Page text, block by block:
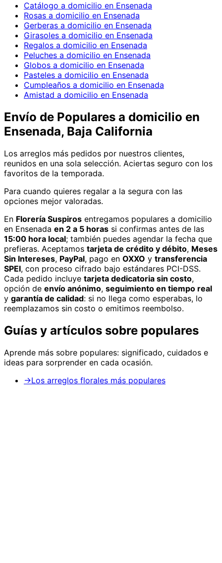
Catálogo a domicilio en Ensenada
Rosas a domicilio en Ensenada
Gerberas a domicilio en Ensenada
Girasoles a domicilio en Ensenada
Regalos a domicilio en Ensenada
Peluches a domicilio en Ensenada
Globos a domicilio en Ensenada
Pasteles a domicilio en Ensenada
Cumpleaños a domicilio en Ensenada
Amistad a domicilio en Ensenada
Envío de Populares a domicilio en
Ensenada, Baja California
Los arreglos más pedidos por nuestros clientes,
reunidos en una sola selección. Aciertas seguro con los
favoritos de la temporada.
Para cuando quieres regalar a la segura con las
opciones mejor valoradas.
En Florería Suspiros entregamos populares a domicilio
en Ensenada en 2 a 5 horas si confirmas antes de las
15:00 hora local; también puedes agendar la fecha que
prefieras. Aceptamos tarjeta de crédito y débito, Meses
Sin Intereses, PayPal, pago en OXXO y transferencia
SPEI, con proceso cifrado bajo estándares PCI-DSS.
Cada pedido incluye tarjeta dedicatoria sin costo,
opción de envío anónimo, seguimiento en tiempo real
y garantía de calidad: si no llega como esperabas, lo
reemplazamos sin costo o emitimos reembolso.
Guías y artículos sobre populares
Aprende más sobre populares: significado, cuidados e
ideas para sorprender en cada ocasión.
→Los arreglos florales más populares